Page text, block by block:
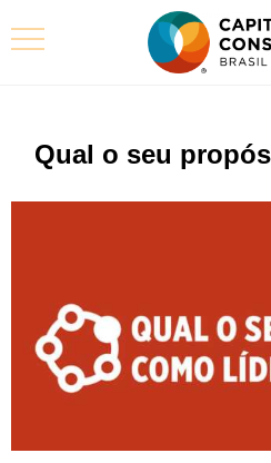
Qual o seu